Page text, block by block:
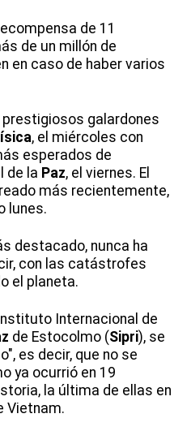
de 11
de un millón de
en caso de haber varios
galardones
, el miércoles con
esperados de
de la Paz, el viernes. El
más recientemente,
lunes.
destacado, nunca ha
con las catástrofes
el planeta.
Internacional de
de Estocolmo (Sipri), se
es decir, que no se
ya ocurrió en 19
la última de ellas en
Vietnam.